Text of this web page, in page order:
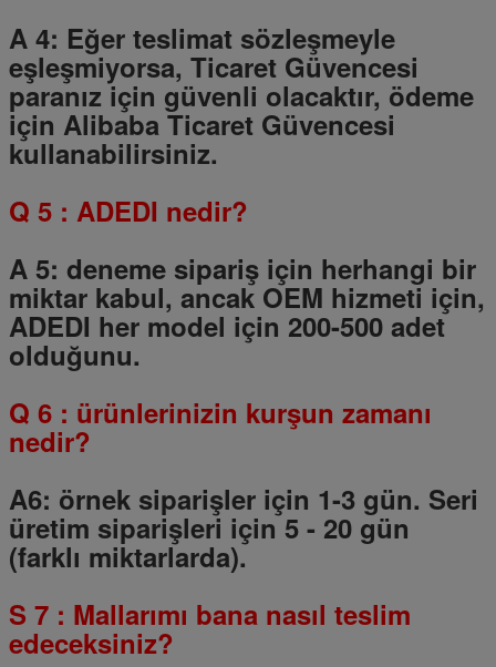
A 4: Eğer teslimat sözleşmeyle
eşleşmiyorsa, Ticaret Güvencesi
paranız için güvenli olacaktır, ödeme
için Alibaba Ticaret Güvencesi
kullanabilirsiniz.
Q 5 : ADEDI nedir?
A 5: deneme sipariş için herhangi bir
miktar kabul, ancak OEM hizmeti için,
ADEDI her model için 200-500 adet
olduğunu.
Q 6 : ürünlerinizin kurşun zamanı
nedir?
A6: örnek siparişler için 1-3 gün. Seri
üretim siparişleri için 5 - 20 gün
(farklı miktarlarda).
S 7 : Mallarımı bana nasıl teslim
edeceksiniz?